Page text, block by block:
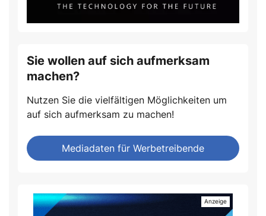
Sie wollen auf sich aufmerksam
machen?
Nutzen Sie die vielfältigen Möglichkeiten um
auf sich aufmerksam zu machen!
Mediadaten für Werbetreibende